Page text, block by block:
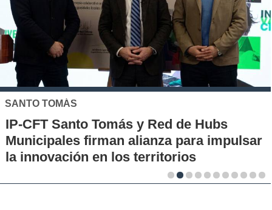
SANTO TOMÁS
IP-CFT Santo Tomás y Red de Hubs
Municipales firman alianza para impulsar
la innovación en los territorios